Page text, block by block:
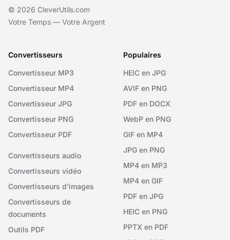
© 2026 CleverUtils.com
Votre Temps — Votre Argent
Convertisseurs
Convertisseur MP3
Convertisseur MP4
Convertisseur JPG
Convertisseur PNG
Convertisseur PDF
Convertisseurs audio
Convertisseurs vidéo
Convertisseurs d'images
Convertisseurs de
documents
Outils PDF
Populaires
HEIC en JPG
AVIF en PNG
PDF en DOCX
WebP en PNG
GIF en MP4
JPG en PNG
MP4 en MP3
MP4 en GIF
PDF en JPG
HEIC en PNG
PPTX en PDF